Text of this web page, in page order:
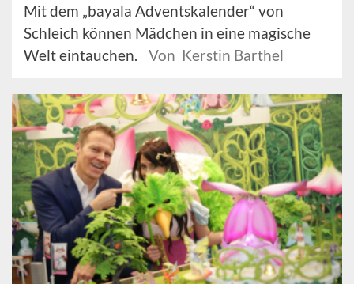
Mit dem „bayala Adventskalender“ von
Schleich können Mädchen in eine magische
Welt eintauchen.
Von Kerstin Barthel